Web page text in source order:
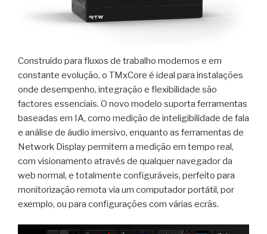
Construído para fluxos de trabalho modernos e em
constante evolução, o TMxCore é ideal para instalações
onde desempenho, integração e flexibilidade são
factores essenciais. O novo modelo suporta ferramentas
baseadas em IA, como medição de inteligibilidade de fala
e análise de áudio imersivo, enquanto as ferramentas de
Network Display permitem a medição em tempo real,
com visionamento através de qualquer navegador da
web normal, e totalmente configuráveis, perfeito para
monitorização remota via um computador portátil, por
exemplo, ou para configurações com várias ecrãs.